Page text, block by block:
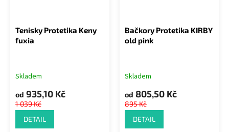
Tenisky Protetika Keny
fuxia
Skladem
od 935,10 Kč
1 039 Kč
DETAIL
Bačkory Protetika KIRBY
old pink
Skladem
od 805,50 Kč
895 Kč
DETAIL